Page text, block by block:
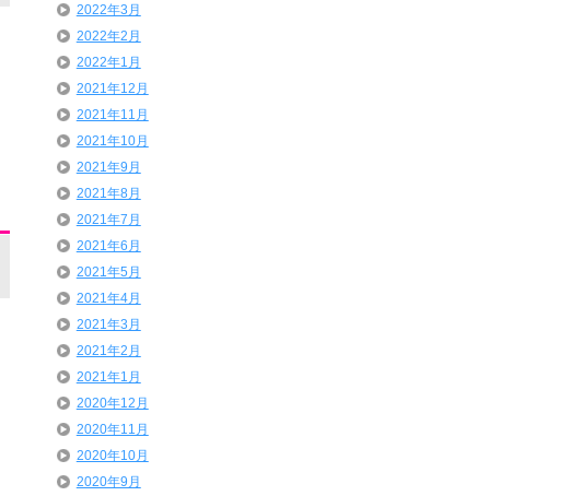
2022年3月
2022年2月
2022年1月
2021年12月
2021年11月
2021年10月
2021年9月
2021年8月
2021年7月
2021年6月
2021年5月
2021年4月
2021年3月
2021年2月
2021年1月
2020年12月
2020年11月
2020年10月
2020年9月